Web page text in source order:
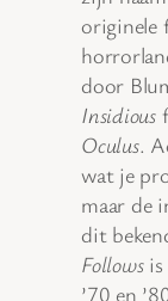
originele
door
Insidious
Oculus.
wat je
maar de
dit
Followsis
’70 en